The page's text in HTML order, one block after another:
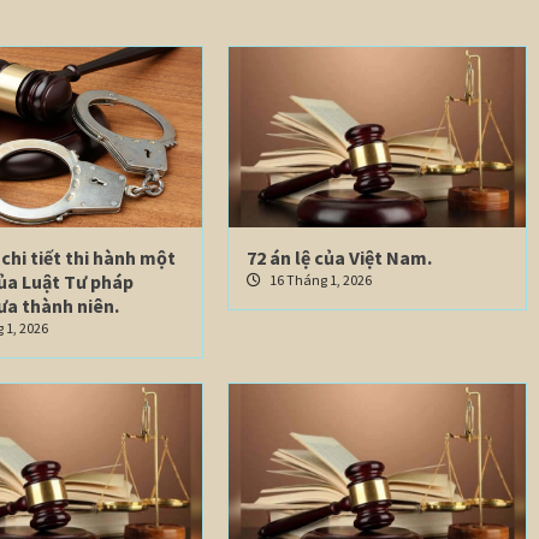
chi tiết thi hành một
Luật Tư pháp
thành niên.
1, 2026
72 án lệ của Việt Nam.
16 Tháng 1, 2026